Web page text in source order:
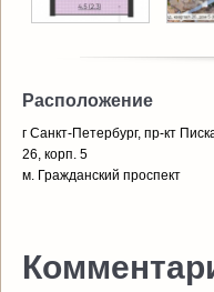
Расположение
г Санкт-Петербург, пр-кт
26, корп. 5
м. Гражданский проспект